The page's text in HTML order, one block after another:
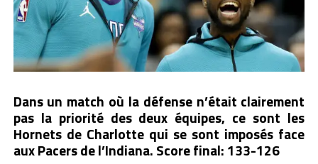
Dans un match où la défense n’était clairement
pas la priorité des deux équipes, ce sont les
Hornets de Charlotte qui se sont imposés face
aux Pacers de l’Indiana. Score final: 133-126